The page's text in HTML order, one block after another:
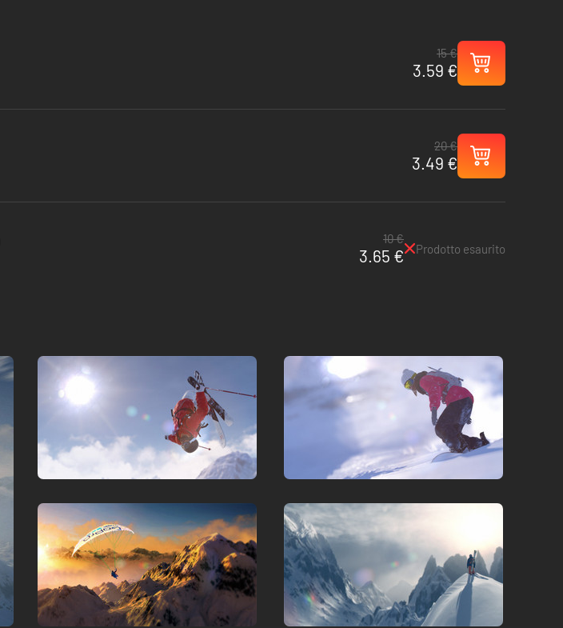
15 €
3.59 €
20 €
3.49 €
10 €
3.65 € Prodotto esaurito